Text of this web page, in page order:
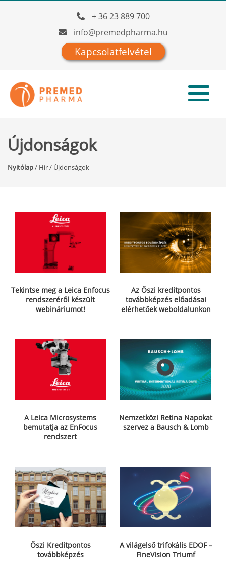
+ 36 23 889 700
info@premedpharma.hu
Kapcsolatfelvétel
Újdonságok
Nyitólap/ Hír/ Újdonságok
Tekintse meg a Leica Enfocus
rendszeréről készült
webináriumot!
Az Őszi kreditpontos
továbbképzés előadásai
elérhetőek weboldalunkon
A Leica Microsystems
bemutatja az EnFocus
rendszert
Nemzetközi Retina Napokat
szervez a Bausch & Lomb
Őszi Kreditpontos
továbbképzés
A világelső trifokális EDOF –
FineVision Triumf